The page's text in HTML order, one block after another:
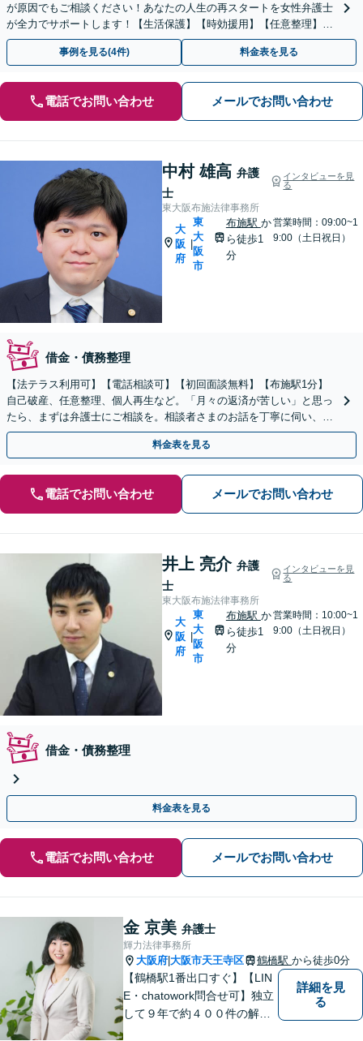
が原因でもご相談ください！あなたの人生の再スタートを女性弁護士
が全力でサポートします！【生活保護】【時効援用】【任意整理】
【個人再生】
事例を見る(4件) 料金表を見る
電話でお問い合わせ メールでお問い合わせ
中村 雄高 弁護
士
インタビューを見
る
東大阪布施法律事務所
大
阪
府
東
大
阪
市
布施駅 か
ら徒歩1
分
営業時間：09:00~1
9:00（土日祝日）
借金・債務整理
【法テラス利用可】【電話相談可】【初回面談無料】【布施駅1分】
自己破産、任意整理、個人再生など。「月々の返済が苦しい」と思っ
たら、まずは弁護士にご相談を。相談者さまのお話を丁寧に伺い、ご
要望を汲んだ解決策をご提案するよう努めます
料金表を見る
電話でお問い合わせ メールでお問い合わせ
井上 亮介 弁護
士
インタビューを見
る
東大阪布施法律事務所
大
阪
府
東
大
阪
市
布施駅 か
ら徒歩1
分
営業時間：10:00~1
9:00（土日祝日）
借金・債務整理
料金表を見る
電話でお問い合わせ メールでお問い合わせ
金 京美 弁護士
輝力法律事務所
大阪府 大阪市天王寺区 鶴橋駅 から徒歩0分
【鶴橋駅1番出口すぐ】【LIN
E・chatowork問合せ可】独立
して９年で約４００件の解決
詳細を見
る